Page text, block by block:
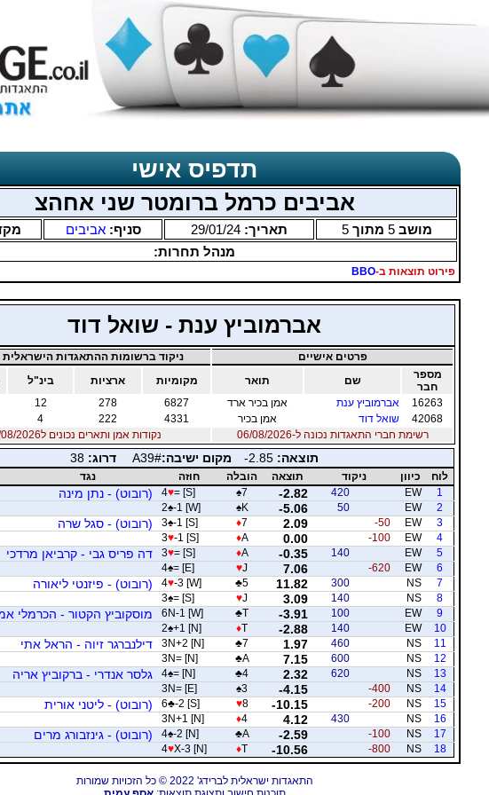
תדפיס אישי
אביבים כרמל ברומטר שני אחהצ
מושב5 מתוך5 תאריך: 29/01/24 סניף:אביבים
מנהל תחרות:
פירוט תוצאות ב-BBO
אברמוביץ ענת - שואל דוד
פרטים אישיים
ניקוד ברשומות ההתאגדות הישראלית
מספר
חבר
שם תואר מקומיות ארציות בינ"ל
16263
אברמוביץ ענת אמן בכיר ארד 6827
278
12
42068
שואל דוד אמן בכיר 4331
222
4
רשימת חברי התאגדות נכונה ל-06/08/2026
נקודות אמן ותארים נכונים ל06/08/2026
תוצאה: -2.85 מקום ישיבה:A39# דרוג: 38
לוח כיוון ניקוד תוצאה הובלה חוזה
נגד
1
EW
420
-2.82
♠7
4♥= [S] (רובוט) - נתן מינה
2
EW
50
-5.06
♠K
2♠-1 [W]
3
EW
-50
2.09
♦7
3♠-1 [S] (רובוט) - סגל שרה
4
EW
-100
0.00
♦A
3♥-1 [S]
5
EW
140
-0.35
♦A
3♥= [S] דה פריס גבי - קרביאן מרדכי
6
EW
-620
7.06
♥J
4♠= [E]
7
NS
300
11.82
♣5
4♥-3 [W] (רובוט) - פיזנטי ליאורה
8
NS
140
3.09
♥J
3♠= [S]
9
EW
100
-3.91
♣T
6N-1 [W] מוסקוביץ הקטור - הכרמלי
10
EW
140
-2.88
♦T
2♠+1 [N]
11
NS
460
1.97
♣7
3N+2 [N] דילנברגר זיוה - הראל אתי
12
NS
600
7.15
♣A
3N= [N]
13
NS
620
2.32
♣4
4♠= [N] גלסר אנדרי - ברקוביץ אריה
14
NS
-400
-4.15
♠3
3N= [E]
15
NS
-200
-10.15
♥8
6♣-2 [S] (רובוט) - ליטני אורית
16
NS
430
4.12
♦4
3N+1 [N]
17
NS
-100
-2.59
♣A
4♠-2 [N] (רובוט) - גינזבורג מרים
18
NS
-800
-10.56
♦T
4♥X-3 [N]
התאגדות ישראלית לברידג' 2022 © כל הזכויות שמורות